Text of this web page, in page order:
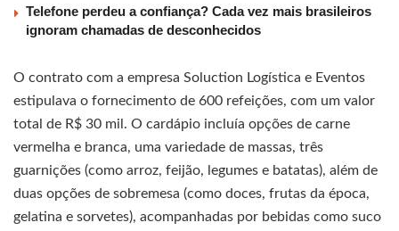
Telefone perdeu a confiança? Cada vez mais brasileiros
ignoram chamadas de desconhecidos
O contrato com a empresa Soluction Logística e Eventos
estipulava o fornecimento de 600 refeições, com um valor
total de R$ 30 mil. O cardápio incluía opções de carne
vermelha e branca, uma variedade de massas, três
guarnições (como arroz, feijão, legumes e batatas), além de
duas opções de sobremesa (como doces, frutas da época,
gelatina e sorvetes), acompanhadas por bebidas como suco